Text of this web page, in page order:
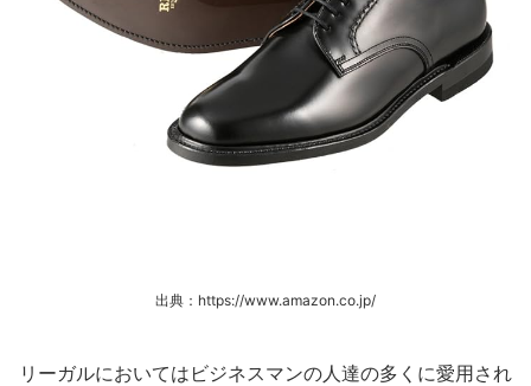
出典：https://www.amazon.co.jp/
リーガルにおいてはビジネスマンの人達の多くに愛用され